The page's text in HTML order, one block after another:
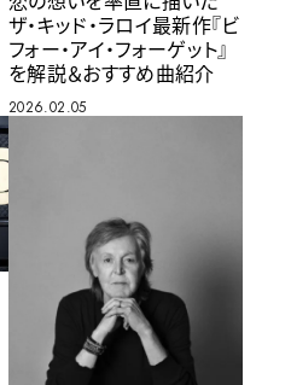
ザ・キッド・ラロイ最新作『ビ
フォー・アイ・フォーゲット』
を解説＆おすすめ曲紹介
2026.02.05